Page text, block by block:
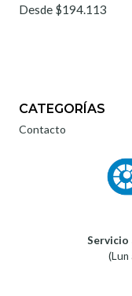
Desde $194.113
CATEGORÍAS
Contacto
Servicio
(Lun